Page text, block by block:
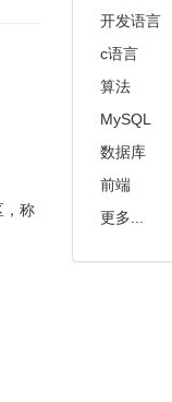
，称
开发语言
c语言
算法
MySQL
数据库
前端
更多...